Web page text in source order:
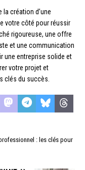
création d’une
votre côté pour réussir
rigoureuse, une offre
et une communication
une entreprise solide et
votre projet et
clés du succès.
: les clés pour